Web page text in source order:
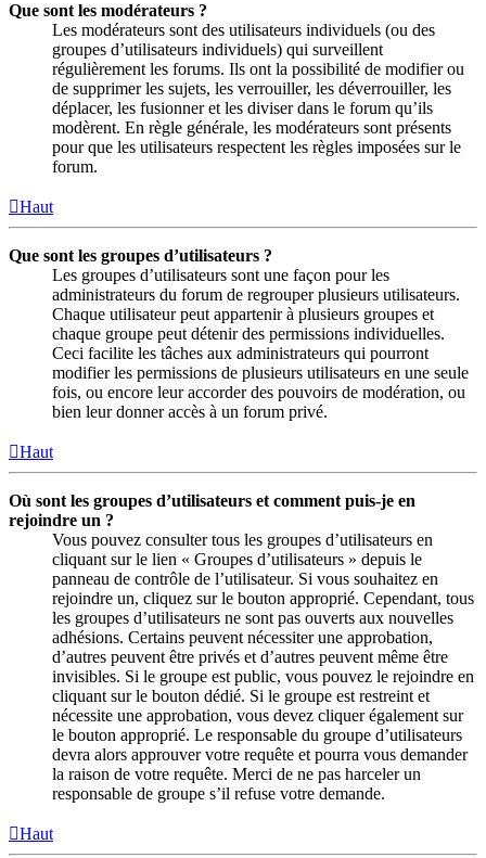
Que sont les modérateurs ?
Les modérateurs sont des utilisateurs individuels (ou des
groupes d’utilisateurs individuels) qui surveillent
régulièrement les forums. Ils ont la possibilité de modifier ou
de supprimer les sujets, les verrouiller, les déverrouiller, les
déplacer, les fusionner et les diviser dans le forum qu’ils
modèrent. En règle générale, les modérateurs sont présents
pour que les utilisateurs respectent les règles imposées sur le
forum.
Haut
Que sont les groupes d’utilisateurs ?
Les groupes d’utilisateurs sont une façon pour les
administrateurs du forum de regrouper plusieurs utilisateurs.
Chaque utilisateur peut appartenir à plusieurs groupes et
chaque groupe peut détenir des permissions individuelles.
Ceci facilite les tâches aux administrateurs qui pourront
modifier les permissions de plusieurs utilisateurs en une seule
fois, ou encore leur accorder des pouvoirs de modération, ou
bien leur donner accès à un forum privé.
Haut
Où sont les groupes d’utilisateurs et comment puis-je en
rejoindre un ?
Vous pouvez consulter tous les groupes d’utilisateurs en
cliquant sur le lien « Groupes d’utilisateurs » depuis le
panneau de contrôle de l’utilisateur. Si vous souhaitez en
rejoindre un, cliquez sur le bouton approprié. Cependant, tous
les groupes d’utilisateurs ne sont pas ouverts aux nouvelles
adhésions. Certains peuvent nécessiter une approbation,
d’autres peuvent être privés et d’autres peuvent même être
invisibles. Si le groupe est public, vous pouvez le rejoindre en
cliquant sur le bouton dédié. Si le groupe est restreint et
nécessite une approbation, vous devez cliquer également sur
le bouton approprié. Le responsable du groupe d’utilisateurs
devra alors approuver votre requête et pourra vous demander
la raison de votre requête. Merci de ne pas harceler un
responsable de groupe s’il refuse votre demande.
Haut